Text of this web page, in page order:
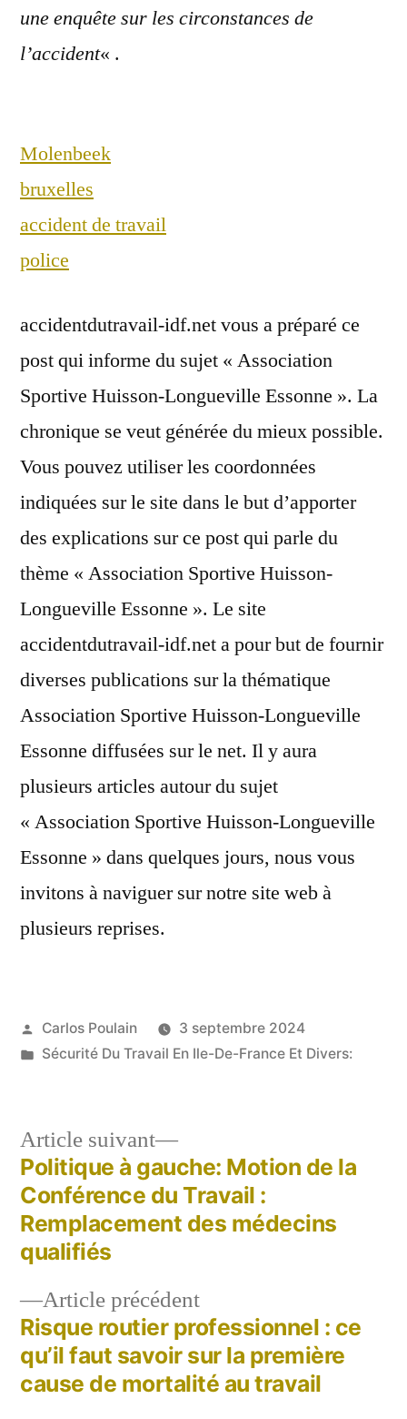
une enquête sur les circonstances de
l’accident« .
Molenbeek
bruxelles
accident de travail
police
accidentdutravail-idf.net vous a préparé ce
post qui informe du sujet « Association
Sportive Huisson-Longueville Essonne ». La
chronique se veut générée du mieux possible.
Vous pouvez utiliser les coordonnées
indiquées sur le site dans le but d’apporter
des explications sur ce post qui parle du
thème « Association Sportive Huisson-
Longueville Essonne ». Le site
accidentdutravail-idf.net a pour but de fournir
diverses publications sur la thématique
Association Sportive Huisson-Longueville
Essonne diffusées sur le net. Il y aura
plusieurs articles autour du sujet
« Association Sportive Huisson-Longueville
Essonne » dans quelques jours, nous vous
invitons à naviguer sur notre site web à
plusieurs reprises.
Publié
par
Carlos Poulain
3 septembre 2024
Publié
Sécurité Du Travail En Ile-De-France Et Divers:
Navigation
de
l’article
Article précédentArticle
précédent :
Risque routier professionnel : ce
qu’il faut savoir sur la première
cause de mortalité au travail
Article suivant
Article
suivant :
Politique à gauche: Motion de la
Conférence du Travail :
Remplacement des médecins
qualifiés